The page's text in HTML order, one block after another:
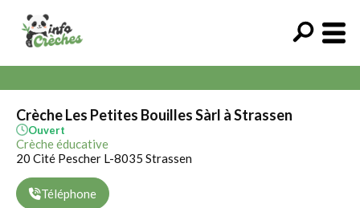
Crèche Les Petites Bouilles Sàrl à Strassen
Ouvert
Crèche éducative
20 Cité Pescher L-8035 Strassen
Téléphone